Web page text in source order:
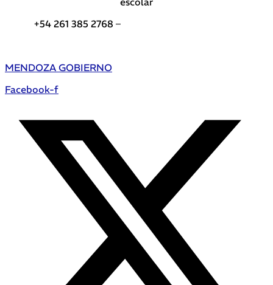
+54 261 385 2768 –
MENDOZA GOBIERNO
Facebook-f